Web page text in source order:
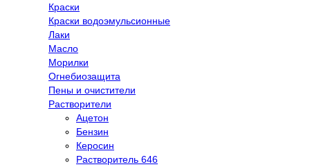
Краски
Краски водоэмульсионные
Лаки
Масло
Морилки
Огнебиозащита
Пены и очистители
Растворители
Ацетон
Бензин
Керосин
Растворитель 646